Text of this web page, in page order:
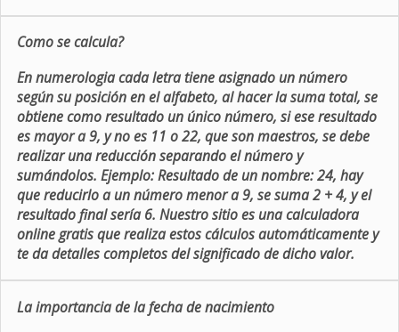
Como se calcula?
En numerologia cada letra tiene asignado un número
según su posición en el alfabeto, al hacer la suma total, se
obtiene como resultado un único número, si ese resultado
es mayor a 9, y no es 11 o 22, que son maestros, se debe
realizar una reducción separando el número y
sumándolos. Ejemplo: Resultado de un nombre: 24, hay
que reducirlo a un número menor a 9, se suma 2 + 4, y el
resultado final sería 6. Nuestro sitio es una calculadora
online gratis que realiza estos cálculos automáticamente y
te da detalles completos del significado de dicho valor.
La importancia de la fecha de nacimiento